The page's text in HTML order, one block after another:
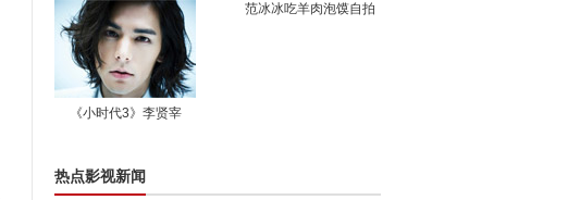
《小时代3》李贤宰
范冰冰吃羊肉泡馍自拍
热点影视新闻